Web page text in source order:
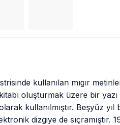
kullanılan mıgır
oluşturmak üzere bir yazı
kullanılmıştır. Beşyüz yıl
dizgiye de sıçramıştır.